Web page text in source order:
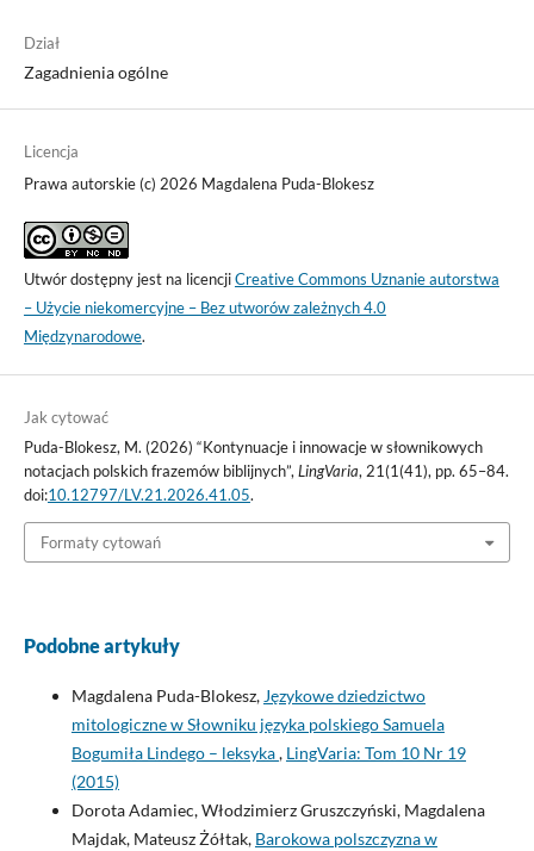
Dział
Zagadnienia ogólne
Licencja
Prawa autorskie (c) 2026 Magdalena Puda-Blokesz
Utwór dostępny jest na licencjiCreative Commons Uznanie autorstwa
– Użycie niekomercyjne – Bez utworów zależnych 4.0
Międzynarodowe.
Jak cytować
Puda-Blokesz, M. (2026) “Kontynuacje i innowacje w słownikowych
notacjach polskich frazemów biblijnych”, LingVaria, 21(1(41), pp. 65–84.
doi:10.12797/LV.21.2026.41.05.
Formaty cytowań
Podobne artykuły
Magdalena Puda-Blokesz,Językowe dziedzictwo
mitologiczne w Słowniku języka polskiego Samuela
Bogumiła Lindego – leksyka, LingVaria: Tom 10 Nr 19
(2015)
Dorota Adamiec, Włodzimierz Gruszczyński, Magdalena
Majdak, Mateusz Żółtak, Barokowa polszczyzna w